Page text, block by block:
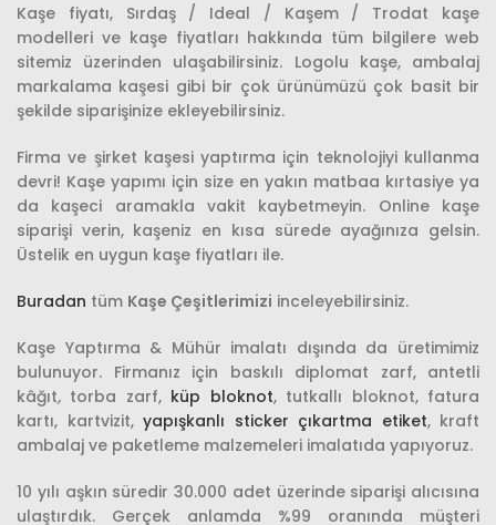
Kaşe fiyatı, Sırdaş / Ideal / Kaşem / Trodat kaşe
modelleri ve kaşe fiyatları hakkında tüm bilgilere web
sitemiz üzerinden ulaşabilirsiniz. Logolu kaşe, ambalaj
markalama kaşesi gibi bir çok ürünümüzü çok basit bir
şekilde siparişinize ekleyebilirsiniz.
Firma ve şirket kaşesi yaptırma için teknolojiyi kullanma
devri! Kaşe yapımı için size en yakın matbaa kırtasiye ya
da kaşeci aramakla vakit kaybetmeyin. Online kaşe
siparişi verin, kaşeniz en kısa sürede ayağınıza gelsin.
Üstelik en uygun kaşe fiyatları ile.
Buradan tüm Kaşe Çeşitlerimizi inceleyebilirsiniz.
Kaşe Yaptırma & Mühür imalatı dışında da üretimimiz
bulunuyor. Firmanız için baskılı diplomat zarf, antetli
kâğıt, torba zarf, küp bloknot, tutkallı bloknot, fatura
kartı, kartvizit, yapışkanlı sticker çıkartma etiket, kraft
ambalaj ve paketleme malzemeleri imalatıda yapıyoruz.
10 yılı aşkın süredir 30.000 adet üzerinde siparişi alıcısına
ulaştırdık. Gerçek anlamda %99 oranında müşteri